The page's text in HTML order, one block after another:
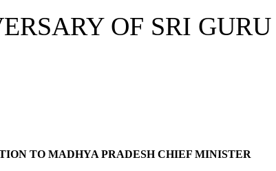
OF SRI
TO MADHYA PRADESH CHIEF MINISTER